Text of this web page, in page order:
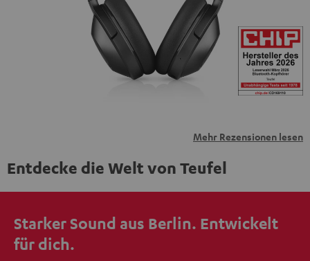
übermittelt werden.
Weitere Informationen sind in der
Datenschutzerklärung unter I zu finden.
Mehr Rezensionen lesen
Entdecke die Welt von Teufel
Starker Sound aus Berlin. Entwickelt
für dich.